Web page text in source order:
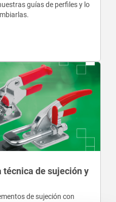
guías de perfiles y lo
técnica de sujeción y
de sujeción con